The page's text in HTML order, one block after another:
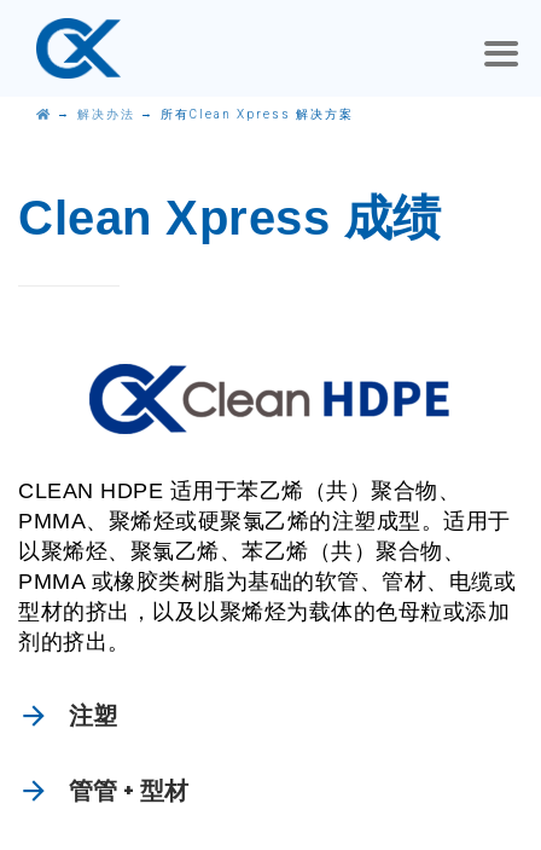
→ 解决办法 → 所有Clean Xpress 解决方案
Clean Xpress 成绩
CLEAN HDPE 适用于苯乙烯（共）聚合物、
PMMA、聚烯烃或硬聚氯乙烯的注塑成型。适用于
以聚烯烃、聚氯乙烯、苯乙烯（共）聚合物、
PMMA 或橡胶类树脂为基础的软管、管材、电缆或
型材的挤出，以及以聚烯烃为载体的色母粒或添加
剂的挤出。
注塑
管管 + 型材